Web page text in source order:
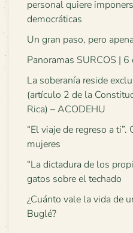
personal quiere
democráticas
Un gran paso, pero
Panoramas SURCOS |
La soberanía reside
(artículo 2 de la
Rica) – ACODEHU
“El viaje de regreso a ti”.
mujeres
“La dictadura de los
gatos sobre el techado
¿Cuánto vale la vida de
Buglé?